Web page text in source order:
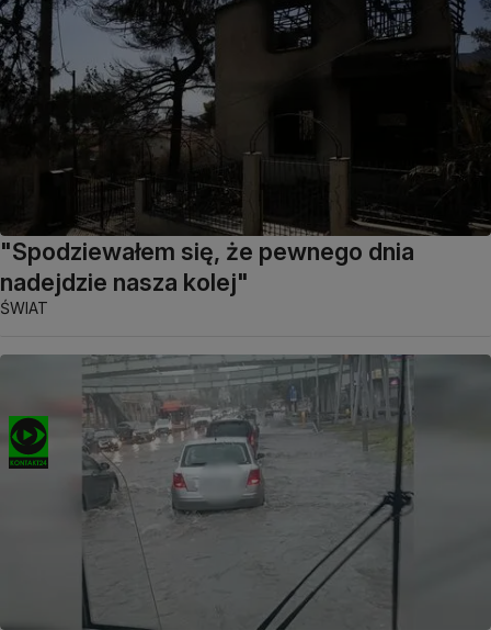
"Spodziewałem się, że pewnego dnia
nadejdzie nasza kolej"
ŚWIAT